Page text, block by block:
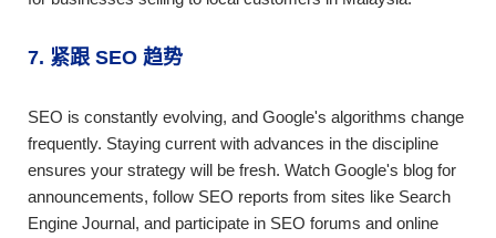
7. 紧跟 SEO 趋势
SEO is constantly evolving, and Google's algorithms change
frequently. Staying current with advances in the discipline
ensures your strategy will be fresh. Watch Google's blog for
announcements, follow SEO reports from sites like Search
Engine Journal, and participate in SEO forums and online